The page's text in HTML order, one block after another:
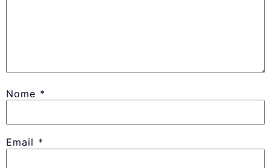
Nome *
Email *